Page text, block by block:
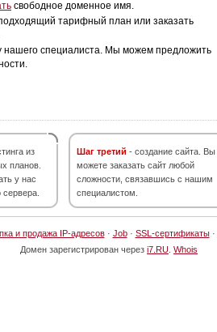
свободное доменное имя.
тарифный план или заказать
нашего специалиста. Мы можем предложить
из
планов.
у нас
Шаг третий - создание сайта. Вы
можете заказать сайт любой
сложности, связавшись с нашим
специалистом.
и продажа IP-адресов· Job· SSL-сертификаты·
Домен зарегистрирован через i7.RU Whois